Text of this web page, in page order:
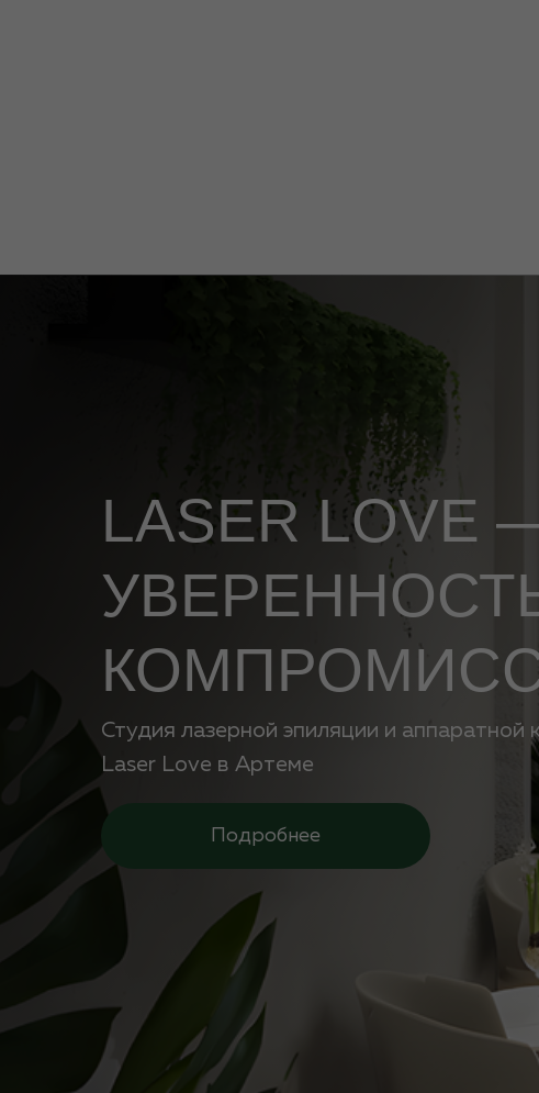
Студия лазерной эпиляции и аппаратной
Laser Love в Артеме
LASER
Подробнее